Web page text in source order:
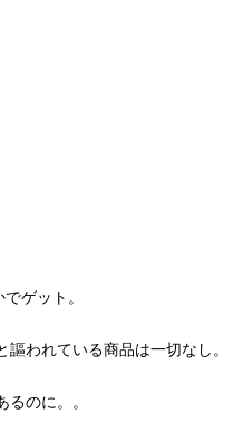
ゲット。
われている商品は一切なし。
のに。。